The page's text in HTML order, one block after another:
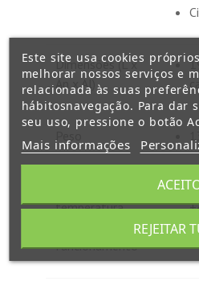
Dimensões (L x
An x Al)
temperatura
funcionamento
Este site usa cookies
melhorar nossos serviços e
relacionada às suas
hábitosnavegação. Para dar
seu uso, pressione o botão
Mais informações
REJEITAR